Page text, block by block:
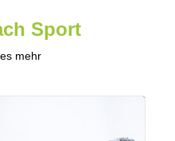
Sport
mehr